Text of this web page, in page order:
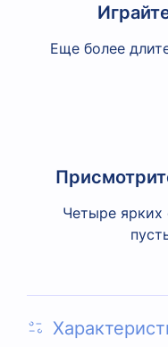
Еще более
Четыре ярких